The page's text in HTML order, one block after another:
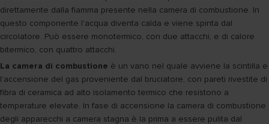
direttamente dalla fiamma presente nella camera di combustione. In
questo componente l'acqua diventa calda e viene spinta dal
circolatore. Può essere monotermico, con due attacchi, e di calore
bitermico, con quattro attacchi.
La camera di combustione è un vano nel quale avviene la scintilla e
l'accensione del gas proveniente dal bruciatore, con pareti rivestite di
fibra di ceramica ad alto isolamento termico che resistono a
temperature elevate. In fase di accensione la camera di combustione
degli apparecchi a camera stagna è la prima a essere pulita dal